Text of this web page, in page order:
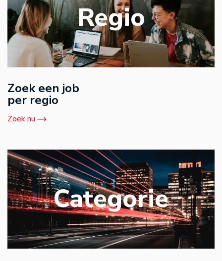
Regio
Zoek een job
per regio
Zoek nu
Categorie